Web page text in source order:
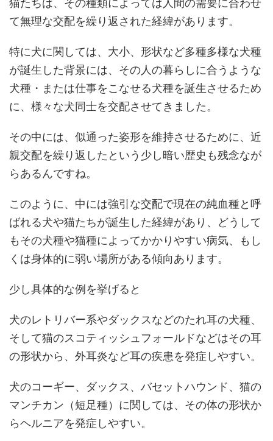
猫たちは、その種類によっては人間の需要に合わせ
て無理な交配を繰り返された経緯があります。
特に犬に関しては、大小、形状など多種多様な犬種
が誕生した背景には、その人の暮らしに合うような
犬種・または仕事をこなせる犬種を誕生させるため
に、様々な犬同士を交配させてきました。
その中には、似通った姿形を維持させるために、近
親交配を繰り返したという少し暗い歴史も残念なが
らあるんですね。
このように、中には強引な交配で現在の純血種と呼
ばれる犬や猫たちが誕生した経緯があり、どうして
もその犬種や猫種によってかかりやすい病気、もし
くは身体的に弱い場所がある傾向あります。
少し具体的な例を挙げると
犬のレトリバー系やダックスなどのたれ耳の犬種、
そして猫のスコティッシュフォールドなどはその耳
の形状から、外耳炎など耳の疾患を発症しやすい。
犬のコーギー、ダックス、バセットハウンド、猫の
マンチカン（短足種）に関しては、その体の形状か
らヘルニアを発症しやすい。